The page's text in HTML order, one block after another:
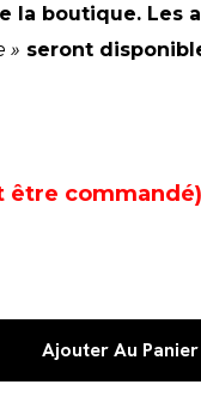
la boutique. Les
» seront
être commandé)
Ajouter Au Panier